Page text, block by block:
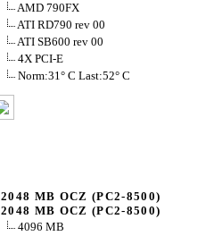
AMD 790FX
ATI RD790 rev 00
ATI SB600 rev 00
4X PCI-E
Norm:31° C Last:52° C
2048 MB OCZ (PC2-8500)
2048 MB OCZ (PC2-8500)
4096 MB